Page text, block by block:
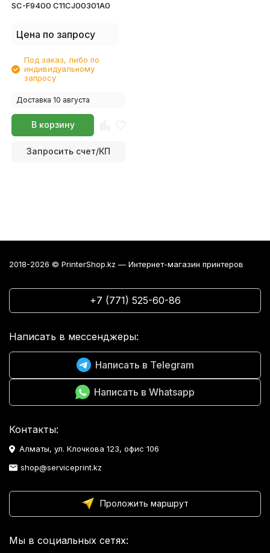
SC-F9400 C11CJ00301A0
Цена по запросу
Под заказ, либо по
индивидуальному
запросу
Доставка 10 августа
В корзину
Запросить счет/КП
2018-2026 © PrinterShop.kz — Интернет-магазин принтеров
+7 (771) 525-60-86
Написать в мессенджеры:
Написать в Telegram
Написать в Whatsapp
Контакты:
Алматы, ул. Клочкова 123, офис 106
shop@serviceprint.kz
Проложить маршрут
Мы в социальных сетях: